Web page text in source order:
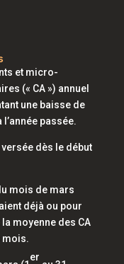
et micro-
(« CA ») annuel
une baisse de
l’année passée.
dès le début
mois de mars
déjà ou pour
moyenne des CA
mois.
er